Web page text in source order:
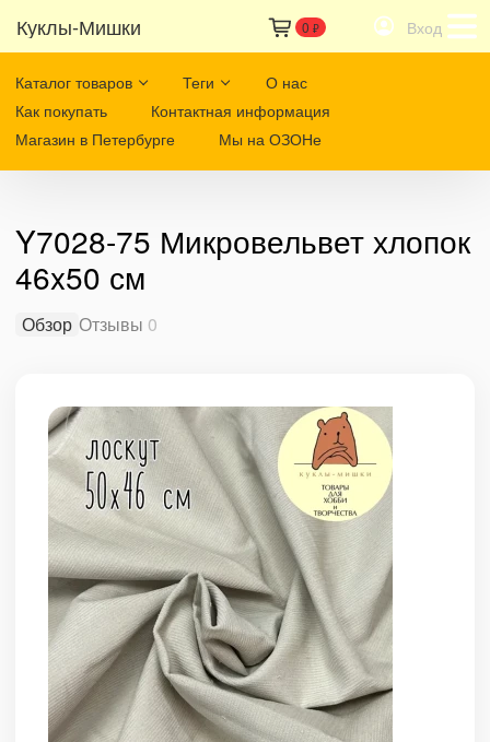
Куклы-Мишки 0 ₽ Вход
Каталог товаров Теги
О нас
Как покупать
Контактная информация
Магазин в Петербурге
Мы на ОЗОНе
Y7028-75 Микровельвет хлопок
46x50 см
Обзор Отзывы 0